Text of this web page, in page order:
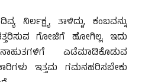
ನಿರ್ಲಕ್ಷ್ಯ ತಾಳಿದ್ದು, ಕಂಬವನ್ನು
ಕತ್ತರಿಸುವ ಗೋಜಿಗೆ ಹೋಗಿಲ್ಲ. ಇದು
ಎಡೆಮಾಡಿಕೊಡುವ
ಇತ್ತಮ ಗಮನಹರಿಸಬೇಕು